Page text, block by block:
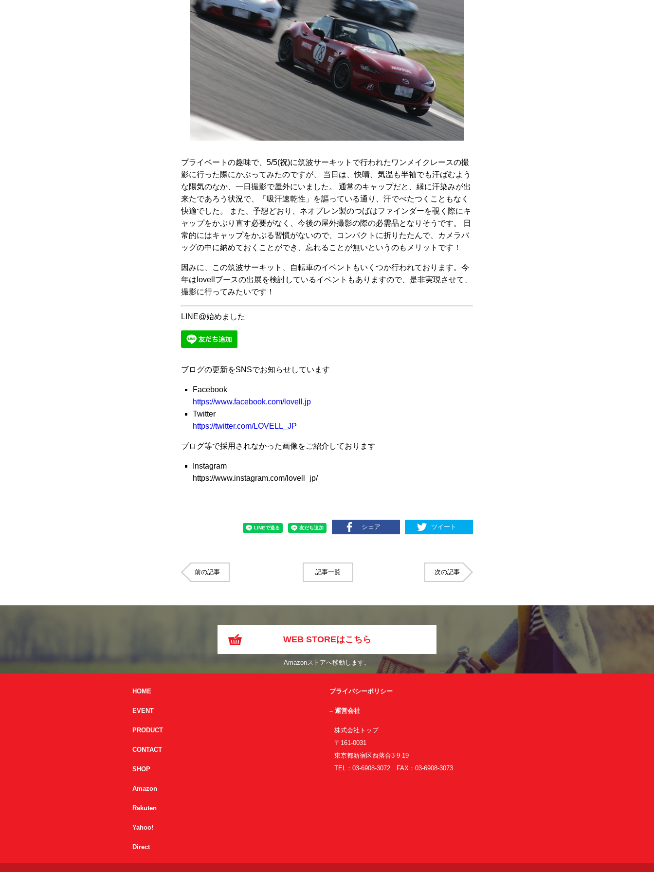
プライベートの趣味で、5/5(祝)に筑波サーキットで行われたワンメイクレースの撮
影に行った際にかぶってみたのですが、 当日は、快晴、気温も半袖でも汗ばむよう
な陽気のなか、一日撮影で屋外にいました。 通常のキャップだと、縁に汗染みが出
来たであろう状況で、「吸汗速乾性」を謳っている通り、汗でべたつくこともなく
快適でした。 また、予想どおり、ネオプレン製のつばはファインダーを覗く際にキ
ャップをかぶり直す必要がなく、今後の屋外撮影の際の必需品となりそうです。 日
常的にはキャップをかぶる習慣がないので、コンパクトに折りたたんで、カメラバ
ッグの中に納めておくことができ、忘れることが無いというのもメリットです！
因みに、この筑波サーキット、自転車のイベントもいくつか行われております。今
年はlovellブースの出展を検討しているイベントもありますので、是非実現させて、
撮影に行ってみたいです！
LINE@始めました
ブログの更新をSNSでお知らせしています
Facebook
https://www.facebook.com/lovell.jp
Twitter
https://twitter.com/LOVELL_JP
ブログ等で採用されなかった画像をご紹介しております
Instagram
https://www.instagram.com/lovell_jp/
シェア ツイート
前の記事 記事一覧 次の記事
WEB STOREはこちら
Amazonストアへ移動します。
HOME
EVENT
PRODUCT
CONTACT
SHOP
Amazon
Rakuten
Yahoo!
Direct
プライバシーポリシー
– 運営会社
株式会社トップ
〒161-0031
東京都新宿区西落合3-9-19
TEL：03-6908-3072 FAX：03-6908-3073